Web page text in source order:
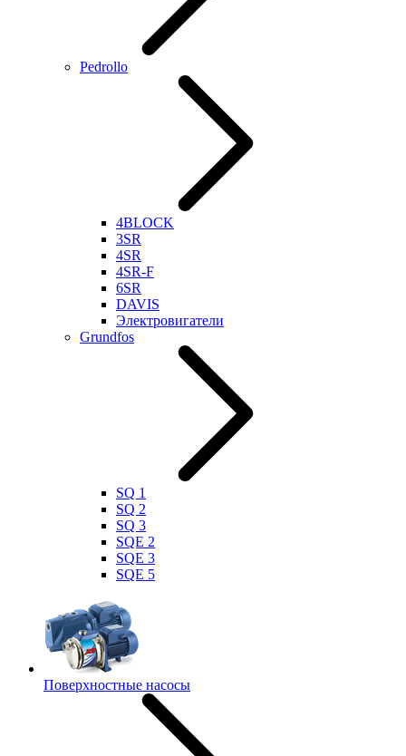
Pedrollo
4BLOCK
3SR
4SR
4SR-F
6SR
DAVIS
Электровигатели
Grundfos
SQ 1
SQ 2
SQ 3
SQE 2
SQE 3
SQE 5
Поверхностные насосы